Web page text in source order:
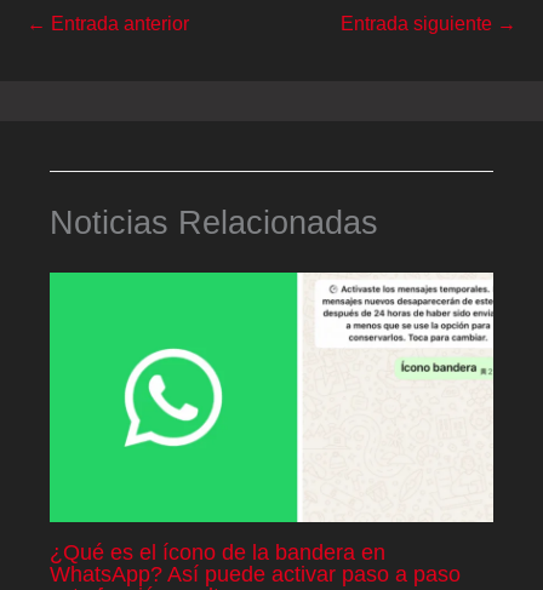
← Entrada anterior Entrada siguiente →
Noticias Relacionadas
¿Qué es el ícono de la bandera en
WhatsApp? Así puede activar paso a paso